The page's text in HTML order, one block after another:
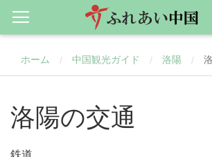
ホーム / 中国観光ガイド / 洛陽 /
洛陽の交通
鉄道